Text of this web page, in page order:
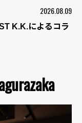
2026.08.09
K.K.によるコラ